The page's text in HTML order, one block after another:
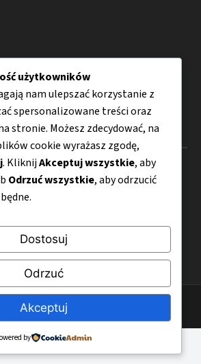
© 2026 ZiarnoSztuki.pl
użytkowników
nam ulepszać korzystanie z
spersonalizowane treści oraz
stronie. Możesz zdecydować, na
cookie wyrażasz zgodę,
. KliknijAkceptuj wszystkie, aby
Odrzuć wszystkie, aby odrzucić
Dostosuj
Odrzuć
Akceptuj
by